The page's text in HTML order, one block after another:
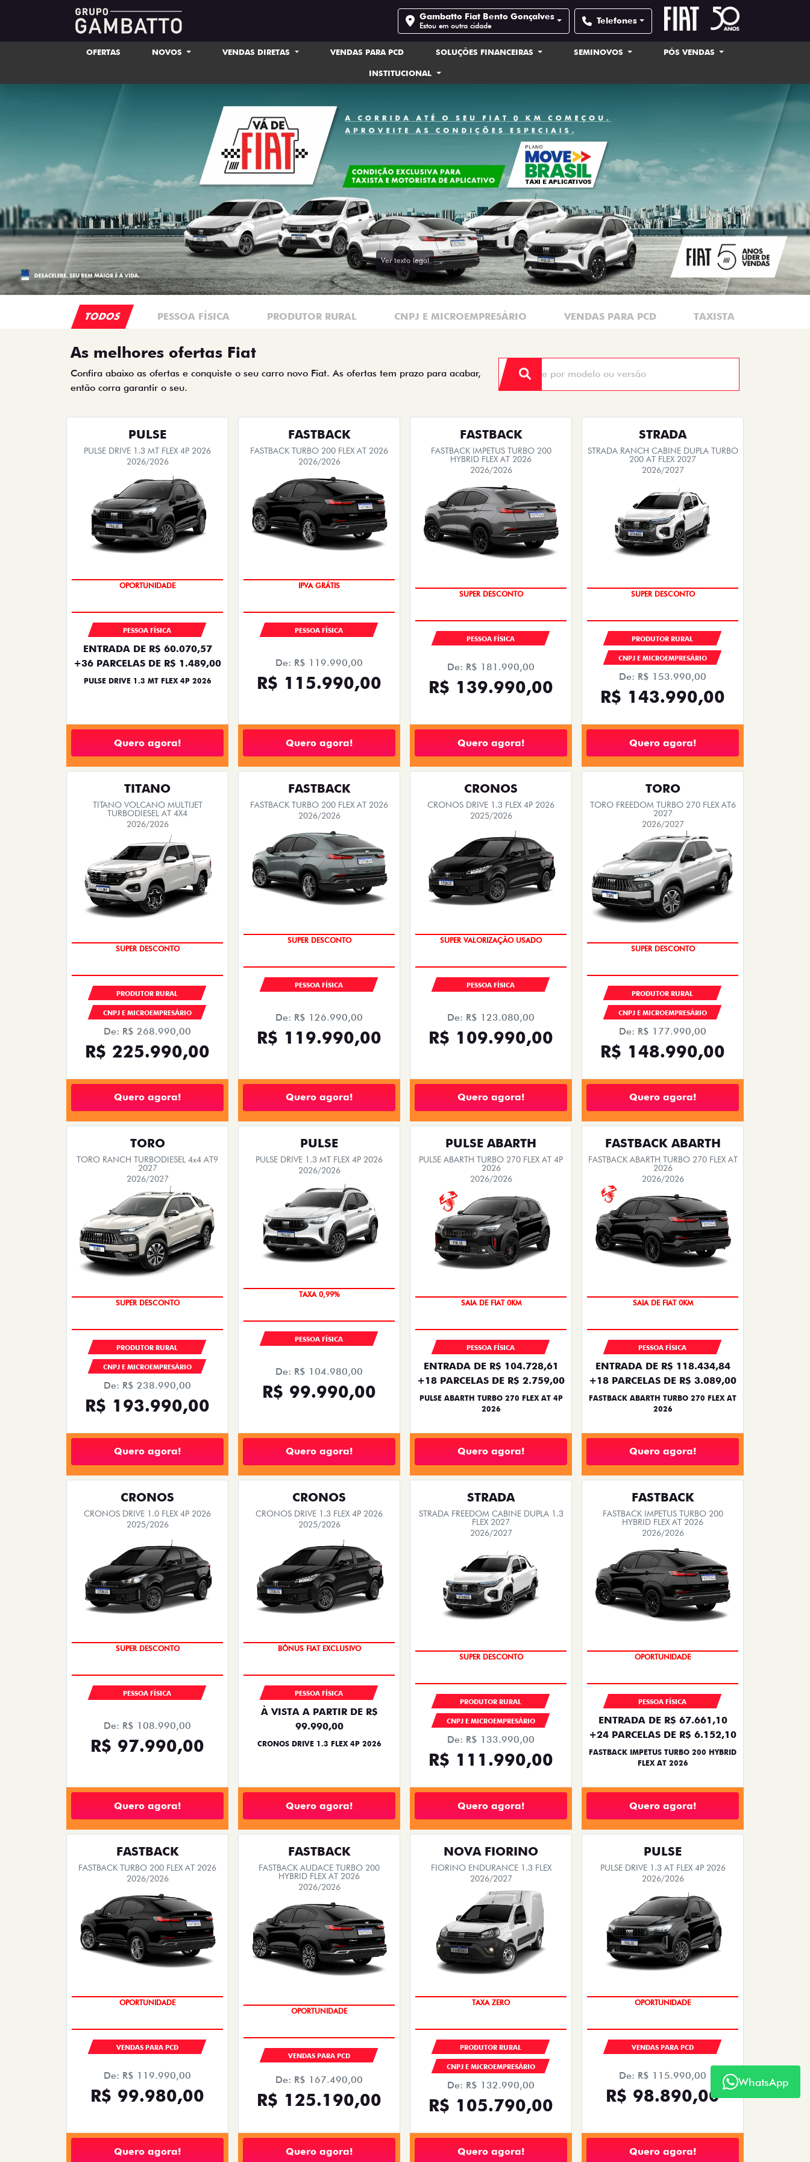
Gambatto Fiat Bento Gonçalves
Estou em outra cidade Telefones
OFERTAS NOVOS VENDAS DIRETAS VENDAS PARA PCD SOLUÇÕES FINANCEIRAS SEMINOVOS PÓS VENDAS
INSTITUCIONAL
Ver texto legal
TODOS PESSOA FÍSICA PRODUTOR RURAL CNPJ E MICROEMPRESÁRIO VENDAS PARA PCD TAXISTA
As melhores ofertas Fiat
Confira abaixo as ofertas e conquiste o seu carro novo Fiat. As ofertas tem prazo para acabar,
então corra garantir o seu.
PULSE
PULSE DRIVE 1.3 MT FLEX 4P 2026
2026/2026
NOVA VERSÃO
PESSOA FÍSICA
ENTRADA DE R$ 60.070,57
+36 PARCELAS DE R$ 1.489,00
PULSE DRIVE 1.3 MT FLEX 4P 2026
Quero agora!
FASTBACK
FASTBACK TURBO 200 FLEX AT 2026
2026/2026
SUPER DESCONTO
PESSOA FÍSICA
De: R$ 119.990,00
R$ 115.990,00
Quero agora!
FASTBACK
FASTBACK IMPETUS TURBO 200
HYBRID FLEX AT 2026
2026/2026
SUPER VALORIZAÇÃO USADO
PESSOA FÍSICA
De: R$ 181.990,00
R$ 139.990,00
Quero agora!
STRADA
STRADA RANCH CABINE DUPLA TURBO
200 AT FLEX 2027
2026/2027
SUPER DESCONTO
PRODUTOR RURAL
CNPJ E MICROEMPRESÁRIO
De: R$ 153.990,00
R$ 143.990,00
Quero agora!
TITANO
TITANO VOLCANO MULTIJET
TURBODIESEL AT 4X4
2026/2026
SUPER VALORIZAÇÃO USADO
PRODUTOR RURAL
CNPJ E MICROEMPRESÁRIO
De: R$ 268.990,00
R$ 225.990,00
Quero agora!
FASTBACK
FASTBACK TURBO 200 FLEX AT 2026
2026/2026
IPVA GRÁTIS
PESSOA FÍSICA
De: R$ 126.990,00
R$ 119.990,00
Quero agora!
CRONOS
CRONOS DRIVE 1.3 FLEX 4P 2026
2025/2026
COM USADO NA TROCA
PESSOA FÍSICA
De: R$ 123.080,00
R$ 109.990,00
Quero agora!
TORO
TORO FREEDOM TURBO 270 FLEX AT6
2027
2026/2027
SUPER DESCONTO
PRODUTOR RURAL
CNPJ E MICROEMPRESÁRIO
De: R$ 177.990,00
R$ 148.990,00
Quero agora!
TORO
TORO RANCH TURBODIESEL 4x4 AT9
2027
2026/2027
SUPER DESCONTO
PRODUTOR RURAL
CNPJ E MICROEMPRESÁRIO
De: R$ 238.990,00
R$ 193.990,00
Quero agora!
PULSE
PULSE DRIVE 1.3 MT FLEX 4P 2026
2026/2026
SUPER DESCONTO
PESSOA FÍSICA
De: R$ 104.980,00
R$ 99.990,00
Quero agora!
PULSE ABARTH
PULSE ABARTH TURBO 270 FLEX AT 4P
2026
2026/2026
OPORTUNIDADE
PESSOA FÍSICA
ENTRADA DE R$ 104.728,61
+18 PARCELAS DE R$ 2.759,00
PULSE ABARTH TURBO 270 FLEX AT 4P
2026
Quero agora!
FASTBACK ABARTH
FASTBACK ABARTH TURBO 270 FLEX AT
2026
2026/2026
PREÇO IMPERDÍVEL
PESSOA FÍSICA
ENTRADA DE R$ 118.434,84
+18 PARCELAS DE R$ 3.089,00
FASTBACK ABARTH TURBO 270 FLEX AT
2026
Quero agora!
CRONOS
CRONOS DRIVE 1.0 FLEX 4P 2026
2025/2026
TAXA ZERO
PESSOA FÍSICA
De: R$ 108.990,00
R$ 97.990,00
Quero agora!
CRONOS
CRONOS DRIVE 1.3 FLEX 4P 2026
2025/2026
SUPER DESCONTO
PESSOA FÍSICA
À VISTA A PARTIR DE R$
99.990,00
CRONOS DRIVE 1.3 FLEX 4P 2026
Quero agora!
STRADA
STRADA FREEDOM CABINE DUPLA 1.3
FLEX 2027
2026/2027
SUPER DESCONTO
PRODUTOR RURAL
CNPJ E MICROEMPRESÁRIO
De: R$ 133.990,00
R$ 111.990,00
Quero agora!
FASTBACK
FASTBACK IMPETUS TURBO 200
HYBRID FLEX AT 2026
2026/2026
PREÇO IMPERDÍVEL
PESSOA FÍSICA
ENTRADA DE R$ 67.661,10
+24 PARCELAS DE R$ 6.152,10
FASTBACK IMPETUS TURBO 200 HYBRID
FLEX AT 2026
Quero agora!
FASTBACK
FASTBACK TURBO 200 FLEX AT 2026
2026/2026
OPORTUNIDADE
VENDAS PARA PCD
De: R$ 119.990,00
R$ 99.980,00
Quero agora!
FASTBACK
FASTBACK AUDACE TURBO 200
HYBRID FLEX AT 2026
2026/2026
OPORTUNIDADE
VENDAS PARA PCD
De: R$ 167.490,00
R$ 125.190,00
Quero agora!
NOVA FIORINO
FIORINO ENDURANCE 1.3 FLEX
2026/2027
TAXA ZERO
PRODUTOR RURAL
CNPJ E MICROEMPRESÁRIO
De: R$ 132.990,00
R$ 105.790,00
Quero agora!
PULSE
PULSE DRIVE 1.3 AT FLEX 4P 2026
2026/2026
OPORTUNIDADE
VENDAS PARA PCD
De: R$ 115.990,00
R$ 98.890,00
Quero agora!
WhatsApp